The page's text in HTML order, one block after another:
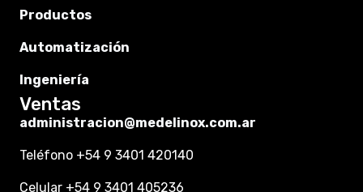
Productos
Automatización
Ingeniería
Ventas
administracion@medelinox.com.ar
Teléfono +54 9 3401 420140
Celular +54 9 3401 405236